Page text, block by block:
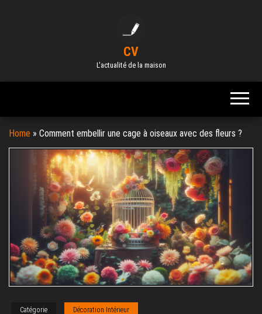
CV
L'actualité de la maison
Home » Comment embellir une cage à oiseaux avec des fleurs ?
Catégorie Décoration Intérieur